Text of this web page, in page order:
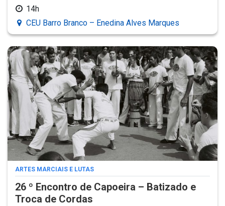
14h
CEU Barro Branco – Enedina Alves Marques
ARTES MARCIAIS E LUTAS
26 º Encontro de Capoeira – Batizado e
Troca de Cordas